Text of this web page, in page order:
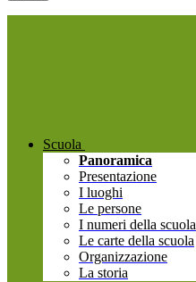
Scuola
Panoramica
Presentazione
I luoghi
Le persone
I numeri della scuola
Le carte della scuola
Organizzazione
La storia